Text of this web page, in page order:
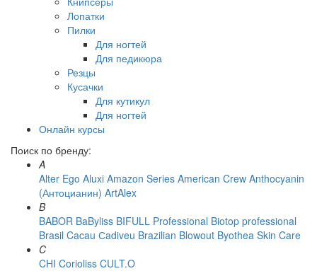
Лопатки
Пилки
Для ногтей
Для педикюра
Резцы
Кусачки
Для кутикул
Для ногтей
Онлайн курсы
Поиск по бренду:
A
Alter Ego Aluxi Amazon Series American Crew Anthocyanin
(Антоцианин) ArtAlex
B
BABOR BaByliss BIFULL Professional Biotop professional
Brasil Cacau Сadiveu Brazilian Blowout Byothea Skin Care
C
CHI Corioliss CULT.O